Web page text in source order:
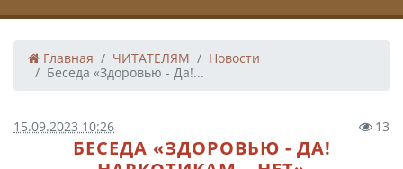
Главная ЧИТАТЕЛЯМ
Новости
Беседа «Здоровью - Да!...
15.09.2023 10:26 13
БЕСЕДА «ЗДОРОВЬЮ - ДА!